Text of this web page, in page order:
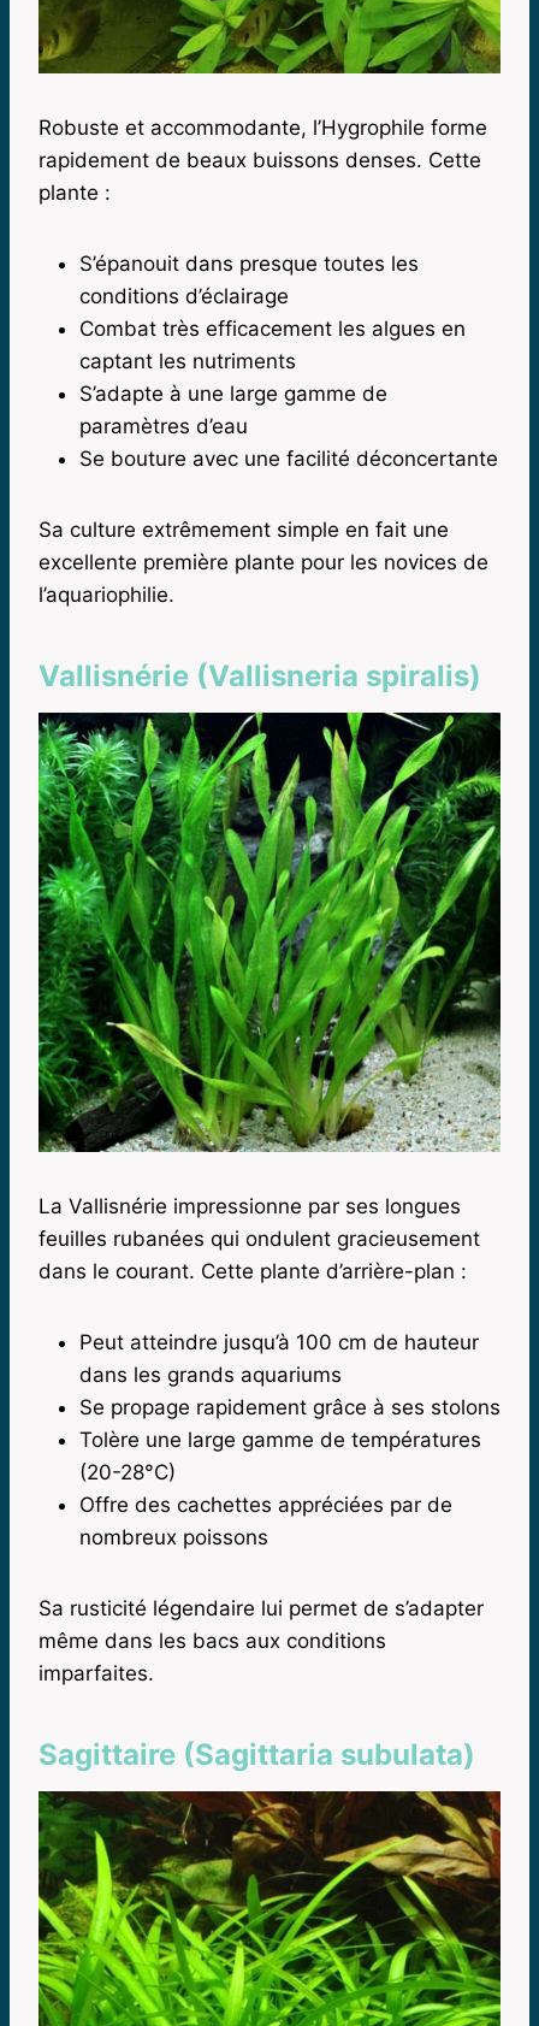
Robuste et accommodante, l’Hygrophile forme
rapidement de beaux buissons denses. Cette
plante :
S’épanouit dans presque toutes les
conditions d’éclairage
Combat très efficacement les algues en
captant les nutriments
S’adapte à une large gamme de
paramètres d’eau
Se bouture avec une facilité déconcertante
Sa culture extrêmement simple en fait une
excellente première plante pour les novices de
l’aquariophilie.
Vallisnérie (Vallisneria spiralis)
La Vallisnérie impressionne par ses longues
feuilles rubanées qui ondulent gracieusement
dans le courant. Cette plante d’arrière-plan :
Peut atteindre jusqu’à 100 cm de hauteur
dans les grands aquariums
Se propage rapidement grâce à ses stolons
Tolère une large gamme de températures
(20-28°C)
Offre des cachettes appréciées par de
nombreux poissons
Sa rusticité légendaire lui permet de s’adapter
même dans les bacs aux conditions
imparfaites.
Sagittaire (Sagittaria subulata)